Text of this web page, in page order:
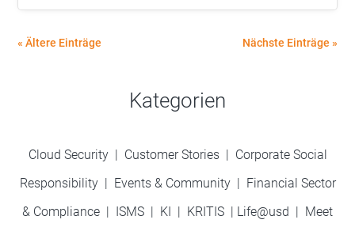
« Ältere Einträge Nächste Einträge »
Kategorien
Cloud Security | Customer Stories| Corporate Social
Responsibility| Events & Community | Financial Sector
& Compliance | ISMS | KI | KRITIS | Life@usd | Meet